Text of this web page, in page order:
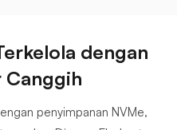
dengan
penyimpanan NVMe,